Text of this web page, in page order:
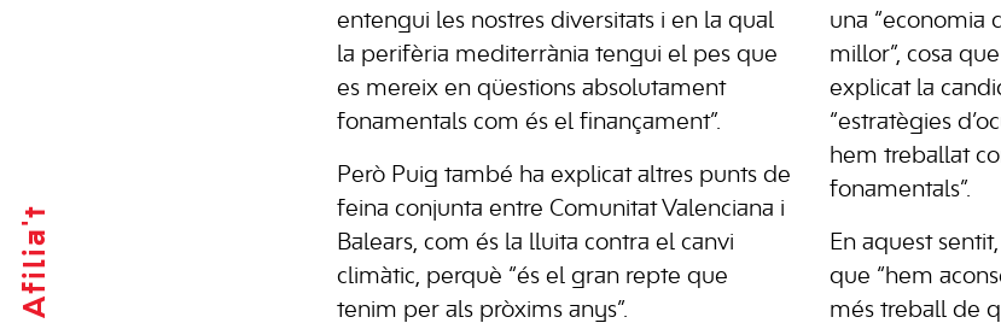
Afilia't
entengui les nostres diversitats i en la qual
la perifèria mediterrània tengui el pes que
es mereix en qüestions absolutament
fonamentals com és el finançament”.
Però Puig també ha explicat altres punts de
feina conjunta entre Comunitat Valenciana i
Balears, com és la lluita contra el canvi
climàtic, perquè “és el gran repte que
tenim per als pròxims anys”.
una “economia
millor”, cosa
explicat la
“estratègies
hem treballat
fonamentals”.
En aquest
que “hem
més treball de